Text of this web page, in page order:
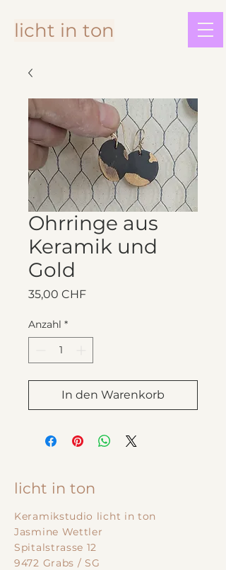
licht in ton
Ohrringe aus
Keramik und
Gold
35,00 CHFPreis
Anzahl *
In den Warenkorb
licht in ton
Keramikstudio licht in ton
Jasmine Wettler
Spitalstrasse 12
9472 Grabs / SG